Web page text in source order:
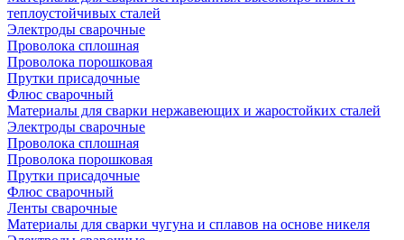
теплоустойчивых сталей
Электроды сварочные
Проволока сплошная
Проволока порошковая
Прутки присадочные
Флюс сварочный
Материалы для сварки нержавеющих и жаростойких сталей
Электроды сварочные
Проволока сплошная
Проволока порошковая
Прутки присадочные
Флюс сварочный
Ленты сварочные
Материалы для сварки чугуна и сплавов на основе никеля